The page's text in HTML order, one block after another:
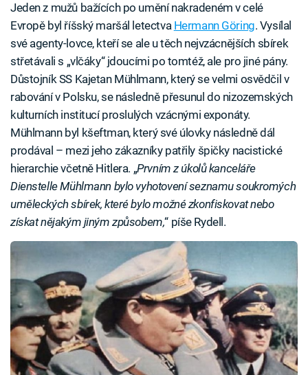
Jeden z mužů bažících po umění nakradeném v celé
Evropě byl říšský maršál letectva Hermann Göring. Vysílal
své agenty-lovce, kteří se ale u těch nejvzácnějších sbírek
střetávali s „vlčáky“ jdoucími po tomtéž, ale pro jiné pány.
Důstojník SS Kajetan Mühlmann, který se velmi osvědčil v
rabování v Polsku, se následně přesunul do nizozemských
kulturních institucí proslulých vzácnými exponáty.
Mühlmann byl kšeftman, který své úlovky následně dál
prodával – mezi jeho zákazníky patřily špičky nacistické
hierarchie včetně Hitlera. „Prvním z úkolů kanceláře
Dienstelle Mühlmann bylo vyhotovení seznamu soukromých
uměleckých sbírek, které bylo možné zkonfiskovat nebo
získat nějakým jiným způsobem,“ píše Rydell.